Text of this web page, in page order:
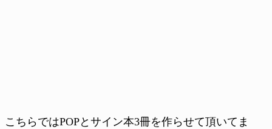
こちらではPOPとサイン本3冊を作らせて頂いてま